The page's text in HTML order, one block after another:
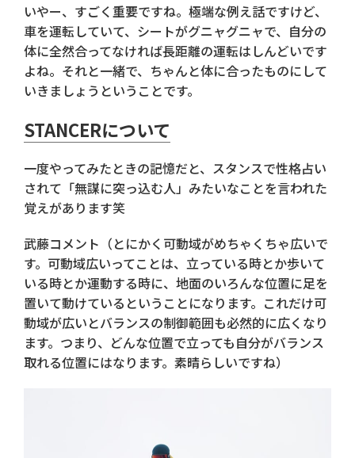
いやー、すごく重要ですね。極端な例え話ですけど、
車を運転していて、シートがグニャグニャで、自分の
体に全然合ってなければ長距離の運転はしんどいです
よね。それと一緒で、ちゃんと体に合ったものにして
いきましょうということです。
STANCERについて
一度やってみたときの記憶だと、スタンスで性格占い
されて「無謀に突っ込む人」みたいなことを言われた
覚えがあります笑
武藤コメント（とにかく可動域がめちゃくちゃ広いで
す。可動域広いってことは、立っている時とか歩いて
いる時とか運動する時に、地面のいろんな位置に足を
置いて動けているということになります。これだけ可
動域が広いとバランスの制御範囲も必然的に広くなり
ます。つまり、どんな位置で立っても自分がバランス
取れる位置にはなります。素晴らしいですね）